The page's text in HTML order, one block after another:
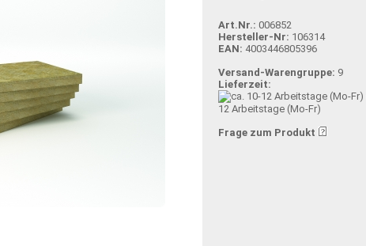
Art.Nr.: 006852
Hersteller-Nr: 106314
EAN: 4003446805396
Versand-Warengruppe: 9
Lieferzeit:
12 Arbeitstage (Mo-Fr)
Frage zum Produkt